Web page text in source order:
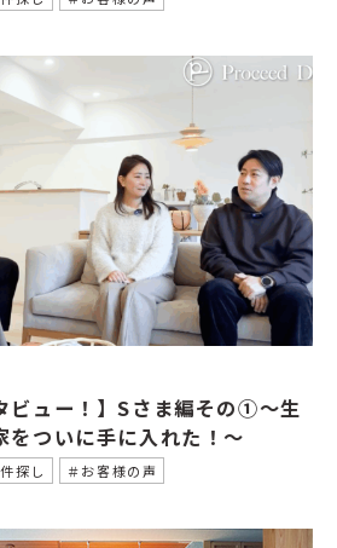
ビュー！】Sさま編その①〜生
をついに手に入れた！〜
探し ＃お客様の声